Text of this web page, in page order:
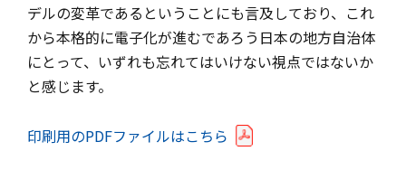
デルの変革であるということにも言及しており、これ
から本格的に電子化が進むであろう日本の地方自治体
にとって、いずれも忘れてはいけない視点ではないか
と感じます。
印刷用のPDFファイルはこちら